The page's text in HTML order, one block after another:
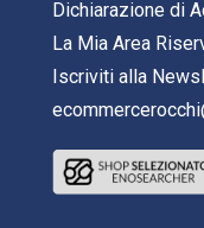
Dichiarazione di
La Mia Area
Iscriviti alla